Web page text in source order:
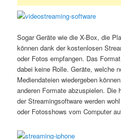
Sogar Geräte wie die X-Box, die
können dank der kostenlosen
oder Fotos empfangen. Das
dabei keine Rolle. Geräte, welche
Mediendateien wiedergeben
anderen Formate abzuspielen. Die
der Streamingsoftware werden
oder Fotosshows vom Computer